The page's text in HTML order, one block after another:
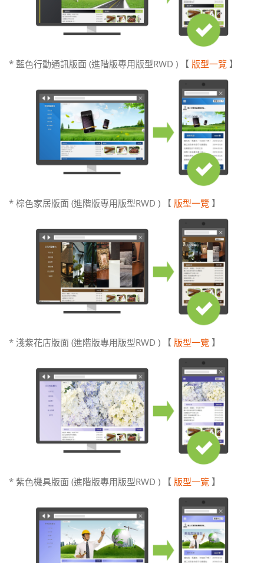
* 藍色行動通訊版面 (進階版專用版型RWD ) 【 版型一覽 】
* 棕色家居版面 (進階版專用版型RWD ) 【 版型一覽 】
* 淺紫花店版面 (進階版專用版型RWD ) 【 版型一覽 】
* 紫色機具版面 (進階版專用版型RWD ) 【 版型一覽 】